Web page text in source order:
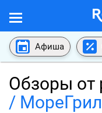
Афиша
Обзоры от
/